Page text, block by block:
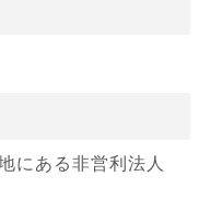
にある非営利法人